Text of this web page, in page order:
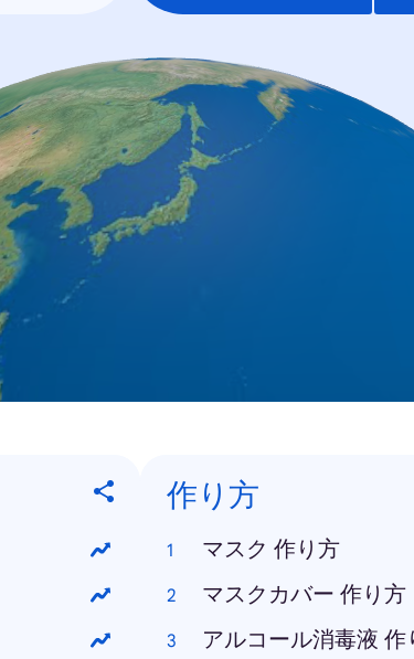
作り方
マスク 作り方
マスクカバー 作り方
アルコール消毒液 作